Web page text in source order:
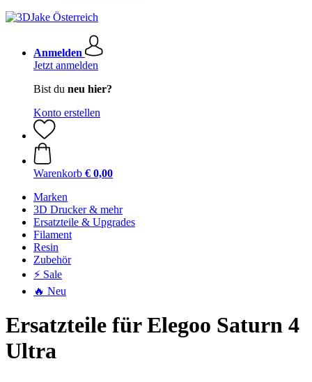
Anmelden
Jetzt anmelden
Bist du neu hier?
Konto erstellen
Warenkorb € 0,00
Marken
3D Drucker & mehr
Ersatzteile & Upgrades
Filament
Resin
Zubehör
⚡ Sale
🔥 Neu
Ersatzteile für Elegoo Saturn 4
Ultra